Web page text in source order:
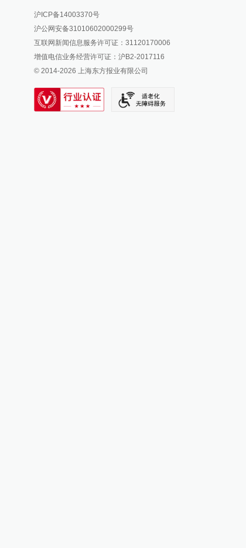
澎湃新闻公众号
澎湃新闻抖音号
派生万物开放平台
IP SHANGHAI
SIXTH TONE
报料邮箱: news@thepaper.cn
沪ICP备14003370号
沪公网安备31010602000299号
互联网新闻信息服务许可证：31120170006
增值电信业务经营许可证：沪B2-2017116
© 2014-2026 上海东方报业有限公司